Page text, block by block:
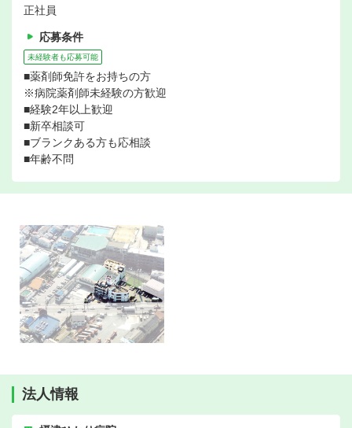
正社員
応募条件
未経験者も応募可能
■薬剤師免許をお持ちの方
※病院薬剤師未経験の方歓迎
■経験2年以上歓迎
■新卒相談可
■ブランクある方も応相談
■年齢不問
法人情報